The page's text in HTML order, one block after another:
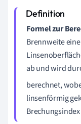
Formel zur
Brennweite
ab und wird
berechnet,
linsenförmig